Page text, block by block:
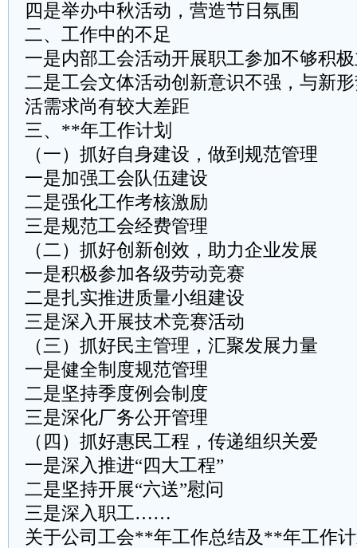
四是举办中秋活动，营造节日氛围
二、工作中的不足
一是内部工会活动开展职工参加不够积
二是工会文体活动创新意识不强，与新
活需求尚有较大差距
三、**年工作计划
（一）抓好自身建设，做到规范管理
一是加强工会队伍建设
二是强化工作考核激励
三是规范工会经费管理
（二）抓好创新创效，助力企业发展
一是积极参加各级劳动竞赛
二是扎实推进质量小组建设
三是深入开展技术竞赛活动
（三）抓好民主管理，汇聚发展力量
一是健全制度规范管理
二是坚持季度例会制度
三是深化厂务公开管理
（四）抓好惠民工程，传递组织关爱
一是深入推进“四大工程”
二是坚持开展“六送”慰问
三是深入职工……
关于公司工会**年工作总结及**年工作